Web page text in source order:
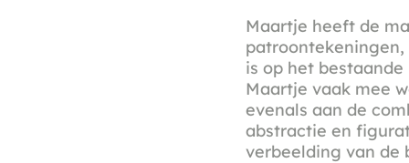
Maartje heeft de
is op het
Maartje vaak mee
evenals aan de
abstractie en
verbeelding van de